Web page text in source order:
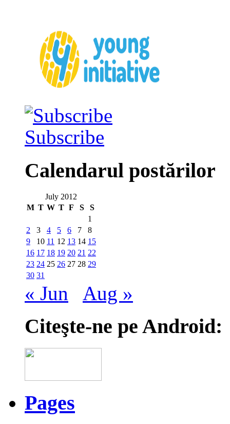
Subscribe
Calendarul postărilor
July 2012
M T W T F S
S
1
2
3 4 5 6 7
8
9
10 11 12 13 14 15
16 17 18 19 20 21 22
23 24 25 26 27 28 29
30 31
« Jun Aug »
Citeşte-ne pe Android:
Pages